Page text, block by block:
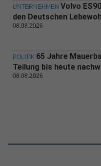
UNTERNEHMEN Volvo
den Deutschen
08.08.2026
POLITIK 65 Jahre
Teilung bis heute
08.08.2026